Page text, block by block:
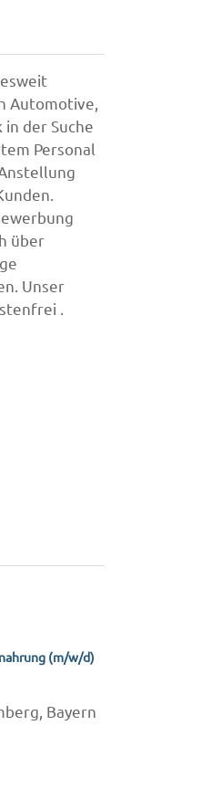
Automotive,
der Suche
Personal
über
Unser
.
(m/w/d)
Bayern